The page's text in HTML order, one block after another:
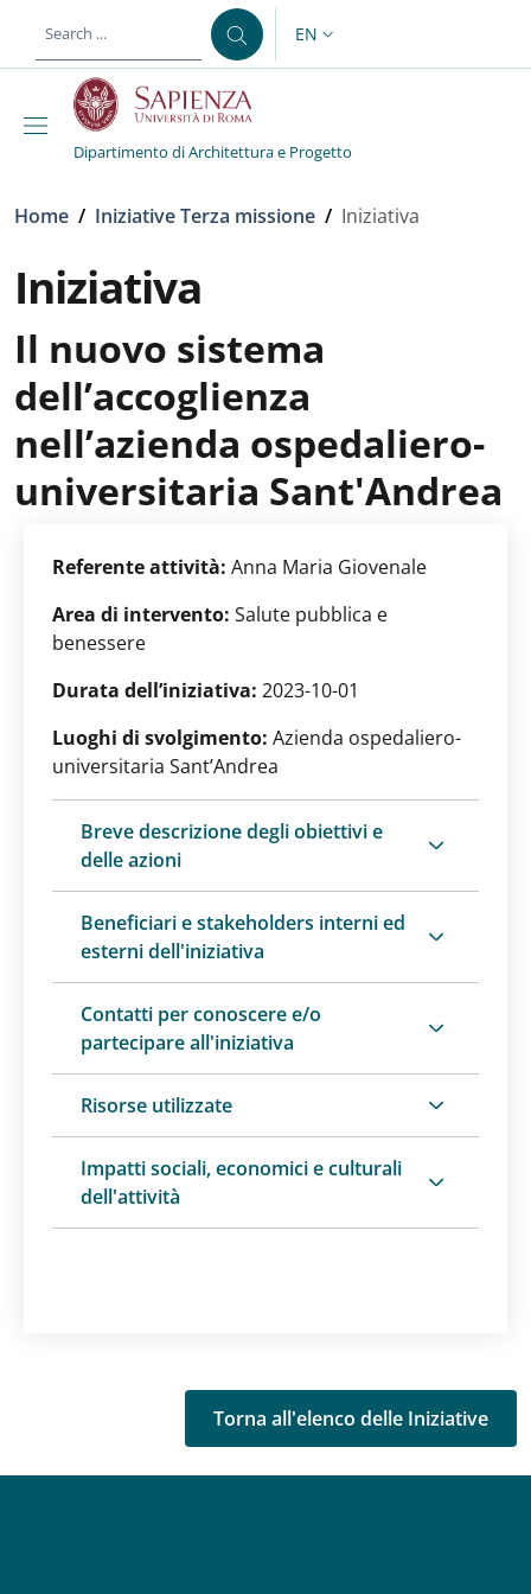
LANGUAGE SWITCHER:
EN
Dipartimento di Architettura e Progetto
Breadcrumb
Home / Iniziative Terza missione / Iniziativa
Iniziativa
Il nuovo sistema
dell’accoglienza
nell’azienda ospedaliero-
universitaria Sant'Andrea
Referente attività: Anna Maria Giovenale
Area di intervento: Salute pubblica e
benessere
Durata dell’iniziativa: 2023-10-01
Luoghi di svolgimento: Azienda ospedaliero-
universitaria Sant’Andrea
Breve descrizione degli obiettivi e
delle azioni
Beneficiari e stakeholders interni ed
esterni dell'iniziativa
Contatti per conoscere e/o
partecipare all'iniziativa
Risorse utilizzate
Impatti sociali, economici e culturali
dell'attività
Torna all'elenco delle Iniziative